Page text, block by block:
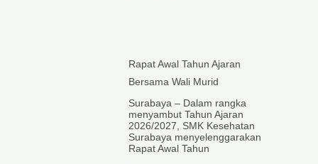
Rapat Awal Tahun Ajaran
Bersama Wali Murid
Surabaya – Dalam rangka
menyambut Tahun Ajaran
2026/2027, SMK Kesehatan
Surabaya menyelenggarakan
Rapat Awal Tahun